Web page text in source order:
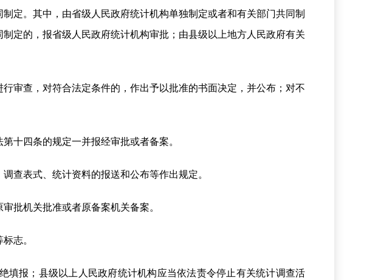
定。其中，由省级人民政府统计机构单独制定或者和有关部门共同制
定的，报省级人民政府统计机构审批；由县级以上地方人民政府有关
审查，对符合法定条件的，作出予以批准的书面决定，并公布；对不
十四条的规定一并报经审批或者备案。
查表式、统计资料的报送和公布等作出规定。
批机关批准或者原备案机关备案。
志。
填报；县级以上人民政府统计机构应当依法责令停止有关统计调查活